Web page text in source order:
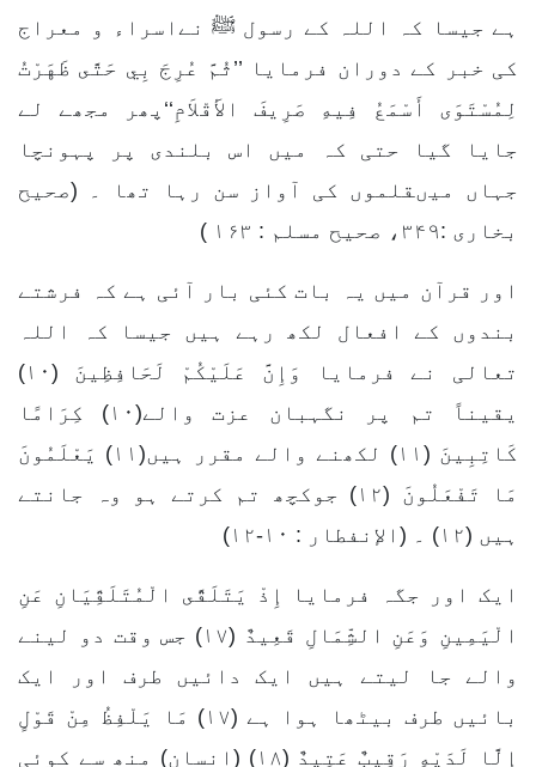
ہے جیسا کہ اللہ کے رسول ﷺ نےاسراء و معراج
کی خبر کے دوران فرمایا ’’ثُمَّ عُرِجَ بِي حَتَّى ظَهَرْتُ
لِمُسْتَوَى أَسْمَعُ فِيهِ صَرِيفَ الأَقْلاَمِ‘‘پھر مجھے لے
جایا گیا حتی کہ میں اس بلندی پر پہونچا
جہاں میںقلموں کی آواز سن رہا تھا ۔ (صحیح
بخاری :۳۴۹، صحیح مسلم : ۱۶۳ )
اور قرآن میں یہ بات کئی بار آئی ہے کہ فرشتے
بندوں کے افعال لکھ رہے ہیں جیسا کہ اللہ
تعالی نے فرمایا وَإِنَّ عَلَيْكُمْ لَحَافِظِينَ (۱۰)
یقیناً تم پر نگہبان عزت والے(۱۰) كِرَامًا
كَاتِبِينَ (۱۱) لکھنے والے مقرر ہیں(۱۱) يَعْلَمُونَ
مَا تَفْعَلُونَ (۱۲) جوکچھ تم کرتے ہو وہ جانتے
ہیں (۱۲) ۔ (الإنفطار : ۱۰-۱۲)
ایک اور جگہ فرمایا إِذْ يَتَلَقَّى الْمُتَلَقِّيَانِ عَنِ
الْيَمِينِ وَعَنِ الشِّمَالِ قَعِيدٌ (۱۷) جس وقت دو لینے
والے جا لیتے ہیں ایک دائیں طرف اور ایک
بائیں طرف بیٹھا ہوا ہے (۱۷) مَا يَلْفِظُ مِنْ قَوْلٍ
إِلَّا لَدَيْهِ رَقِيبٌ عَتِيدٌ (۱۸) (انسان) منھ سے کوئی